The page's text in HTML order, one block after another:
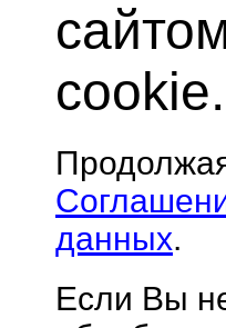
cookie.
данных.
Если Вы